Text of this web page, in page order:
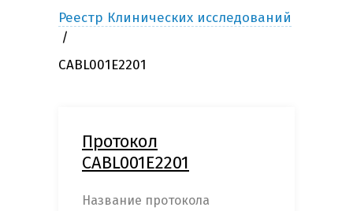
Реестр Клинических исследований
CABL001E2201
Протокол
CABL001E2201
Название протокола